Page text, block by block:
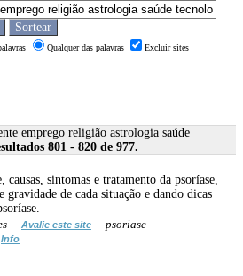
Qualquer das palavras
Excluir sites
emprego religião astrologia saúde
801 - 820 de 977.
causas, sintomas e tratamento da psoríase,
de cada situação e dando dicas
- Avalie este site - psoriase-
Info